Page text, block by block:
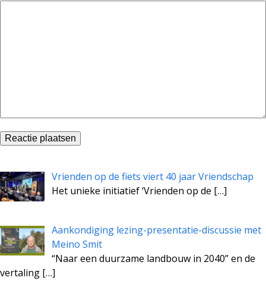
Vrienden op de fiets viert 40 jaar Vriendschap
Het unieke initiatief ‘Vrienden op de […]
Aankondiging lezing-presentatie-discussie met
Meino Smit
“Naar een duurzame landbouw in 2040” en de
vertaling […]